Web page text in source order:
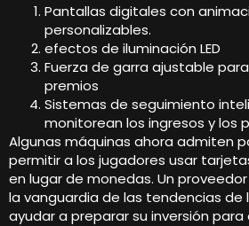
Pantallas digitales con
personalizables.
efectos de iluminación LED
Fuerza de garra ajustable
premios
Sistemas de seguimiento
monitorean los ingresos y los
Algunas máquinas ahora admiten
permitir a los jugadores usar
en lugar de monedas. Un
la vanguardia de las tendencias de
ayudar a preparar su inversión para